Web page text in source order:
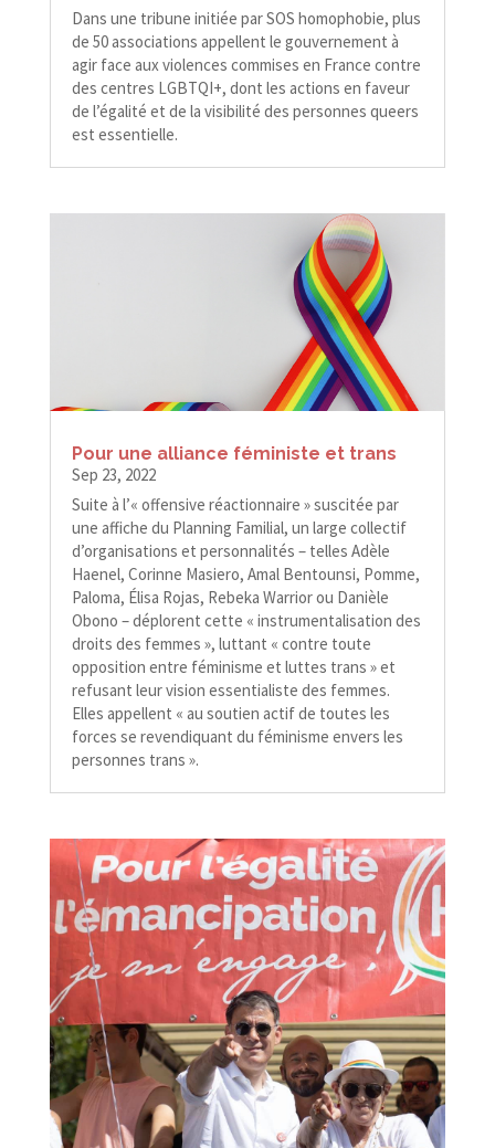
Dans une tribune initiée par SOS homophobie, plus
de 50 associations appellent le gouvernement à
agir face aux violences commises en France contre
des centres LGBTQI+, dont les actions en faveur
de l’égalité et de la visibilité des personnes queers
est essentielle.
Pour une alliance féministe et trans
Sep 23, 2022
Suite à l’« offensive réactionnaire » suscitée par
une affiche du Planning Familial, un large collectif
d’organisations et personnalités – telles Adèle
Haenel, Corinne Masiero, Amal Bentounsi, Pomme,
Paloma, Élisa Rojas, Rebeka Warrior ou Danièle
Obono – déplorent cette « instrumentalisation des
droits des femmes », luttant « contre toute
opposition entre féminisme et luttes trans » et
refusant leur vision essentialiste des femmes.
Elles appellent « au soutien actif de toutes les
forces se revendiquant du féminisme envers les
personnes trans ».